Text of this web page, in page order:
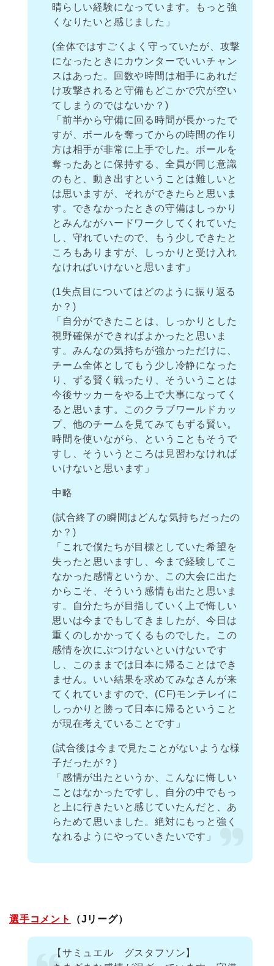
晴らしい経験になっています。もっと強
くなりたいと感じました」
(全体ではすごくよく守っていたが、攻撃
になったときにカウンターでいいチャン
スはあった。回数や時間は相手にあれだ
け攻撃されると守備もどこかで穴が空い
てしまうのではないか？)
「前半から守備に回る時間が長かったで
すが、ボールを奪ってからの時間の作り
方は相手が非常に上手でした。ボールを
奪ったあとに保持する、全員が同じ意識
のもと、動き出すということは難しいと
は思いますが、それができたらと思いま
す。できなかったときの守備はしっかり
とみんながハードワークしてくれていた
し、守れていたので、もう少しできたと
ころもありますが、しっかりと受け入れ
なければいけないと思います」
(1失点目についてはどのように振り返る
か？)
「自分ができたことは、しっかりとした
視野確保ができればよかったと思いま
す。みんなの気持ちが強かっただけに、
チーム全体としてもう少し冷静になった
り、ずる賢く戦ったり、そういうことは
今後サッカーをやる上で大事になってく
ると思います。このクラブワールドカッ
プ、他のチームを見てみてもずる賢い。
時間を使いながら、ということもそうで
すし、そういうところは見習わなければ
いけないと思います」
中略
(試合終了の瞬間はどんな気持ちだったの
か？)
「これで僕たちが目標としていた希望を
失ったと思いますし、今まで経験してこ
なかった感情というか、この大会に出た
からこそ、そういう感情も出たと思いま
す。自分たちが目指していく上で悔しい
思いは今までもしてきましたが、今日は
重くのしかかってくるものでした。この
感情を次にぶつけないといけないです
し、このままでは日本に帰ることはでき
ません。いい結果を求めてみなさんが来
てくれていますので、(CF)モンテレイに
しっかりと勝って日本に帰るということ
が現在考えていることです」
(試合後は今まで見たことがないような様
子だったが？)
「感情が出たというか、こんなに悔しい
ことはなかったですし、自分の中でもっ
と上に行きたいと感じていたんだと、あ
らためて思いました。絶対にもっと強く
なれるようにやっていきたいです」
選手コメント （Jリーグ）
【サミュエル グスタフソン】